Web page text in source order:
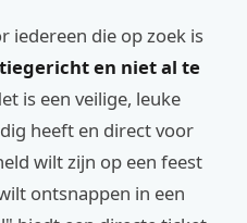
iedereen die op zoek is
en niet al te
is een veilige, leuke
heeft en direct voor
wilt zijn op een feest
ontsnappen in een